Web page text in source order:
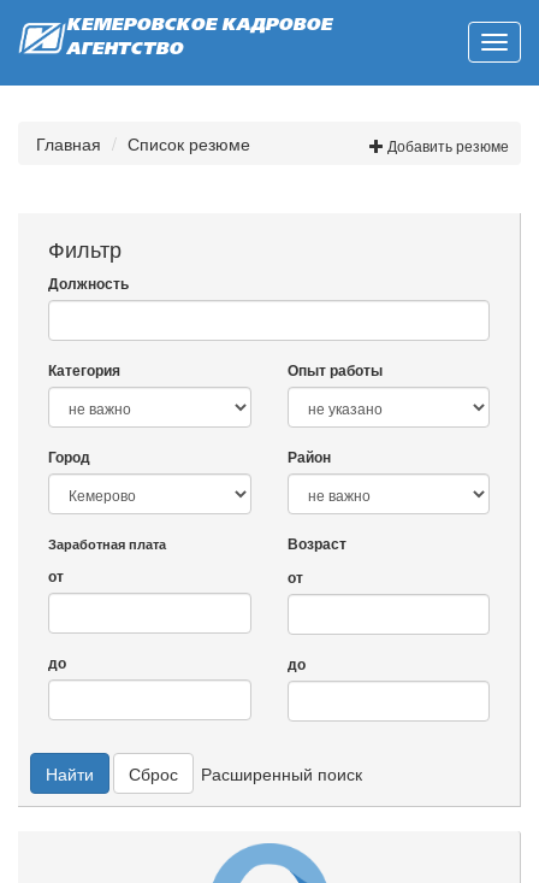
КЕМЕРОВСКОЕ КАДРОВОЕ
АГЕНТСТВО
Главная Список резюме Добавить резюме
Фильтр
Должность
Категория Опыт работы
Город Район
Заработная плата
от
до
Возраст
от
до
Найти Сброс Расширенный поиск